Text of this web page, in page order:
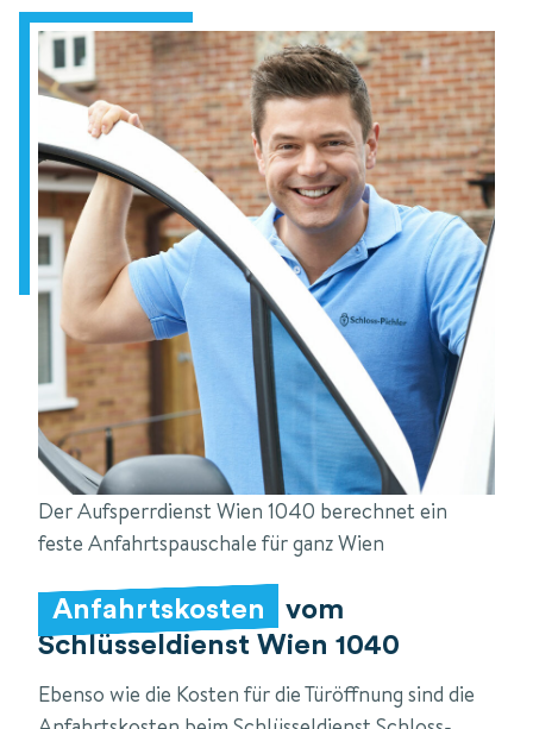
Der Aufsperrdienst Wien 1040 berechnet ein
feste Anfahrtspauschale für ganz Wien
Anfahrtskosten
vom
Schlüsseldienst Wien 1040
Ebenso wie die Kosten für die Türöffnung sind die